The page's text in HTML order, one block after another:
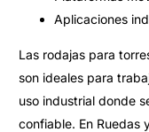
Aplicaciones
Las rodajas para
son ideales para
uso industrial donde
confiable. En Ruedas